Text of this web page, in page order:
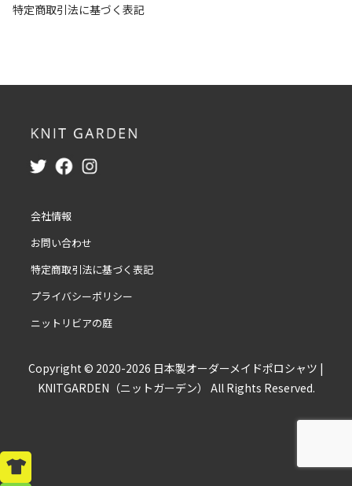
特定商取引法に基づく表記
会社情報
お問い合わせ
特定商取引法に基づく表記
プライバシーポリシー
ニットリビアの庭
Copyright © 2020-2026 日本製オーダーメイドポロシャツ |
KNITGARDEN（ニットガーデン） All Rights Reserved.